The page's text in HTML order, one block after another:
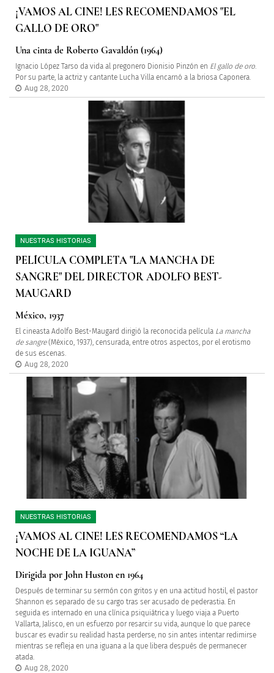
¡VAMOS AL CINE! LES RECOMENDAMOS "EL
GALLO DE ORO"
Una cinta de Roberto Gavaldón (1964)
Ignacio López Tarso da vida al pregonero Dionisio Pinzón en El gallo de oro.
Por su parte, la actriz y cantante Lucha Villa encarnó a la briosa Caponera.
Aug 28, 2020
NUESTRAS HISTORIAS
PELÍCULA COMPLETA "LA MANCHA DE
SANGRE" DEL DIRECTOR ADOLFO BEST-
MAUGARD
México, 1937
El cineasta Adolfo Best-Maugard dirigió la reconocida película La mancha
de sangre(México, 1937), censurada, entre otros aspectos, por el erotismo
de sus escenas.
Aug 28, 2020
NUESTRAS HISTORIAS
¡VAMOS AL CINE! LES RECOMENDAMOS “LA
NOCHE DE LA IGUANA”
Dirigida por John Huston en 1964
Después de terminar su sermón con gritos y en una actitud hostil, el pastor
Shannon es separado de su cargo tras ser acusado de pederastia. En
seguida es internado en una clínica psiquiátrica y luego viaja a Puerto
Vallarta, Jalisco, en un esfuerzo por resarcir su vida, aunque lo que parece
buscar es evadir su realidad hasta perderse, no sin antes intentar redimirse
mientras se refleja en una iguana a la que libera después de permanecer
atada.
Aug 28, 2020